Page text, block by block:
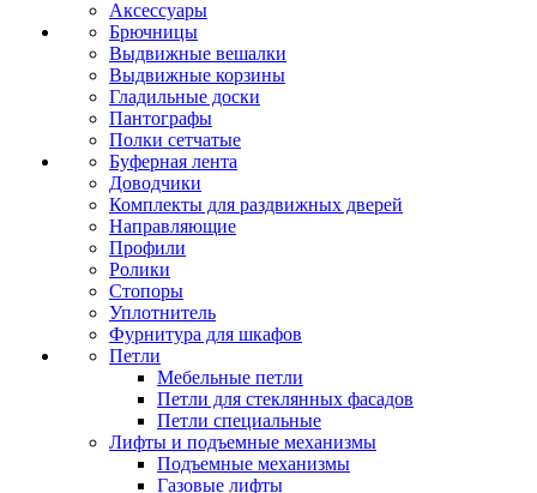
Аксессуары
Брючницы
Выдвижные вешалки
Выдвижные корзины
Гладильные доски
Пантографы
Полки сетчатые
Буферная лента
Доводчики
Комплекты для раздвижных дверей
Направляющие
Профили
Ролики
Стопоры
Уплотнитель
Фурнитура для шкафов
Петли
Мебельные петли
Петли для стеклянных фасадов
Петли специальные
Лифты и подъемные механизмы
Подъемные механизмы
Газовые лифты